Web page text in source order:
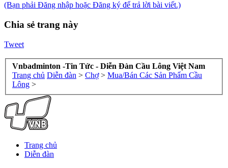
(Bạn phải Đăng nhập hoặc Đăng ký để trả lời bài viết.)
Chia sẻ trang này
Tweet
Vnbadminton -Tin Tức - Diễn Đàn Cầu Lông Việt Nam
Trang chủ Diễn đàn > Chợ > Mua/Bán Các Sản Phẩm Cầu
Lông >
Trang chủ
Diễn đàn